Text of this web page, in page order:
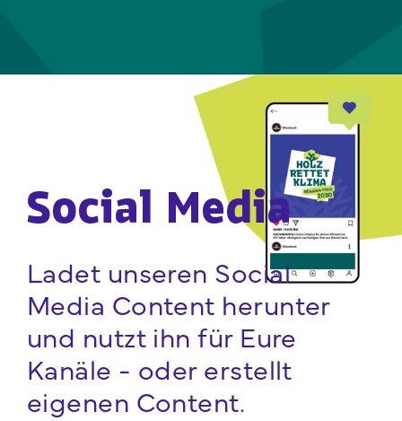
Social Media
Ladet unseren Social
Media Content herunter
und nutzt ihn für Eure
Kanäle - oder erstellt
eigenen Content.